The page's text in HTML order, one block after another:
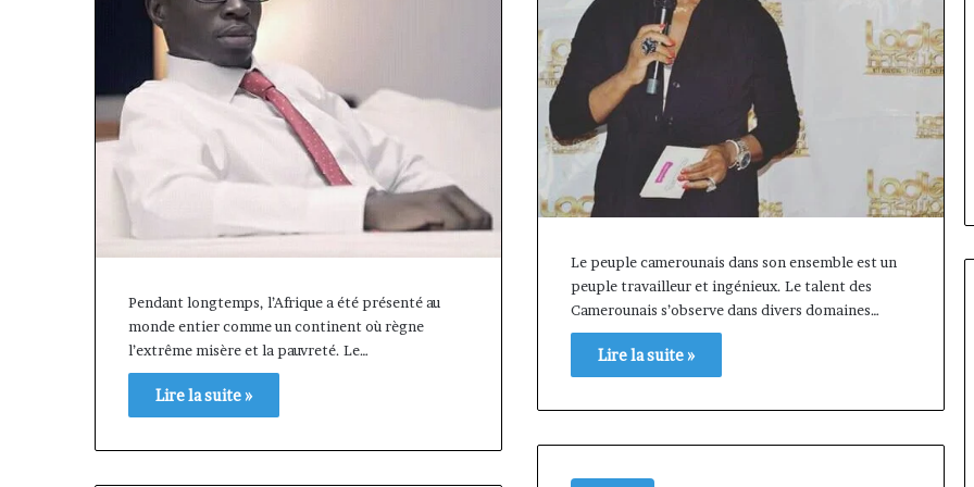
Pendant longtemps, l’Afrique a été présenté au
monde entier comme un continent où règne
l’extrême misère et la pauvreté. Le…
Lire la suite »
Le peuple camerounais dans son ensemble est un
peuple travailleur et ingénieux. Le talent des
Camerounais s’observe dans divers domaines…
Lire la suite »
Rose
Gaëtan
à